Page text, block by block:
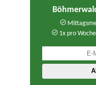
1x pro Woche